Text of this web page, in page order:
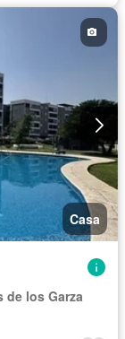
Casa
de los Garza